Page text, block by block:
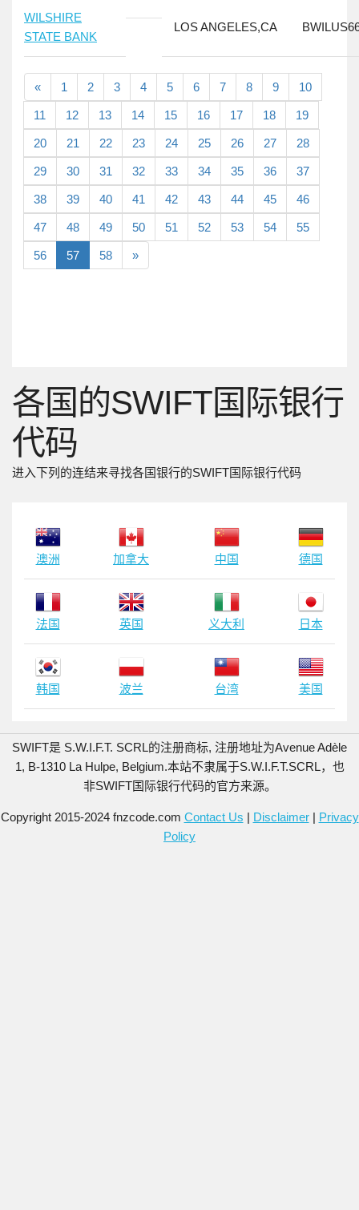
WILSHIRE
STATE BANK
LOS ANGELES,CA
« 1 2 3 4 5 6 7 8 9 10
11 12 13 14 15 16 17 18 19
20 21 22 23 24 25 26 27 28
29 30 31 32 33 34 35 36 37
38 39 40 41 42 43 44 45 46
47 48 49 50 51 52 53 54 55
56 57 58 »
各国的SWIFT国际银行
代码
进入下列的连结来寻找各国银行的SWIFT国际银行代码
澳洲 加拿大 中国 德国
法国 英国 义大利 日本
韩国 波兰 台湾 美国
SWIFT是 S.W.I.F.T. SCRL的注册商标, 注册地址为Avenue Adèle
1, B-1310 La Hulpe, Belgium.本站不隶属于S.W.I.F.T.SCRL，也
非SWIFT国际银行代码的官方来源。
Copyright 2015-2024 fnzcode.com Contact Us | Disclaimer| Privacy
Policy